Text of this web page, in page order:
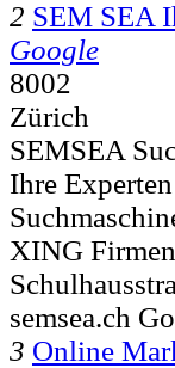
2 SEM SEA
Google
8002
Zürich
SEMSEA
Ihre
XING
semsea.ch
3 Online